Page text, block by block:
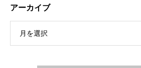
アーカイブ
月を選択